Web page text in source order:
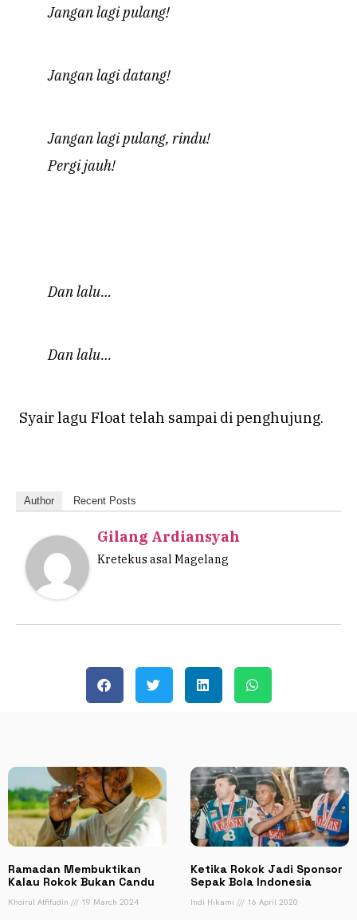
Jangan lagi pulang!
Jangan lagi datang!
Jangan lagi pulang, rindu!
Pergi jauh!
Dan lalu…
Dan lalu…
Syair lagu Float telah sampai di penghujung.
Author Recent Posts
Gilang Ardiansyah
Kretekus asal Magelang
Ramadan Membuktikan
Kalau Rokok Bukan Candu
Khoirul Atfifudin 19 March 2024
Ketika Rokok Jadi Sponsor
Sepak Bola Indonesia
Indi Hikami 16 April 2020